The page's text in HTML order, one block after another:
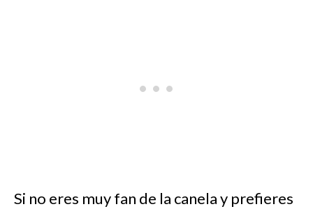
Si no eres muy fan de la canela y prefieres